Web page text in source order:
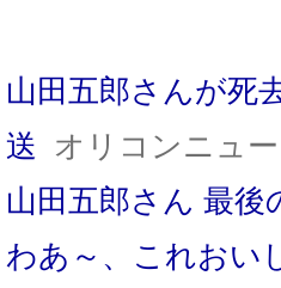
山田五郎さんが死
送
オリコンニュ
山田五郎さん 最後
わあ～、これおい